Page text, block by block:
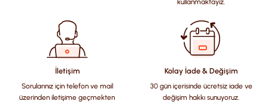
Ürün açıklamasında eksik bilgiler bulunuyor.
Ürün bilgilerinde hatalar bulunuyor.
Ürün fiyatı diğer sitelerden daha pahalı.
Bu ürüne benzer farklı alternatifler olmalı.
kullanmaktayız.
İletişim
Sorularınız için telefon ve mail
üzerinden iletişime geçmekten
Kolay İade & Değişim
30 gün içerisinde ücretsiz iade ve
değişim hakkı sunuyoruz.